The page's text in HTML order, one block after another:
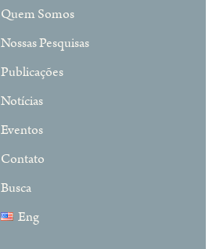
Quem Somos
Nossas Pesquisas
Publicações
Notícias
Eventos
Contato
Busca
Eng